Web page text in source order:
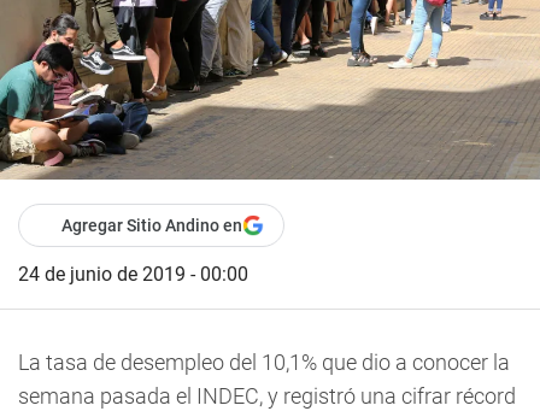
Agregar Sitio Andino en
24 de junio de 2019 - 00:00
La tasa de desempleo del 10,1% que dio a conocer la
semana pasada el INDEC, y registró una cifrar récord